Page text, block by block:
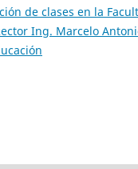
de clases en la
Ing. Marcelo